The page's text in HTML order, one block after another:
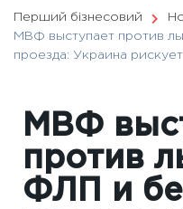
Перший бізнесовий
МВФ выступает против
проезда: Украина
МВФ
против
ФЛП и